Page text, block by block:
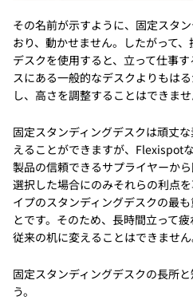
その名前が示すように、固定スタ
おり、動かせません。したがって
デスクを使用すると、立って仕事
スにある一般的なデスクよりもは
し、高さを調整することはできませ
固定スタンディングデスクは頑丈
えることができますが、Flexispot
製品の信頼できるサプライヤーか
選択した場合にのみそれらの利点
イプのスタンディングデスクの最
とです。そのため、長時間立って
従来の机に変えることはできません
固定スタンディングデスクの長所
う。